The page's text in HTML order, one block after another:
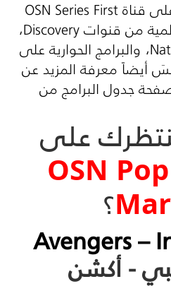
قناةOSN Series First
من قنواتDiscovery،
، والبرامج الحوارية على
أيضاً معرفة المزيد عن
صفحة جدول البرامج من
على
OSN
؟
Avengers –
- أكشن